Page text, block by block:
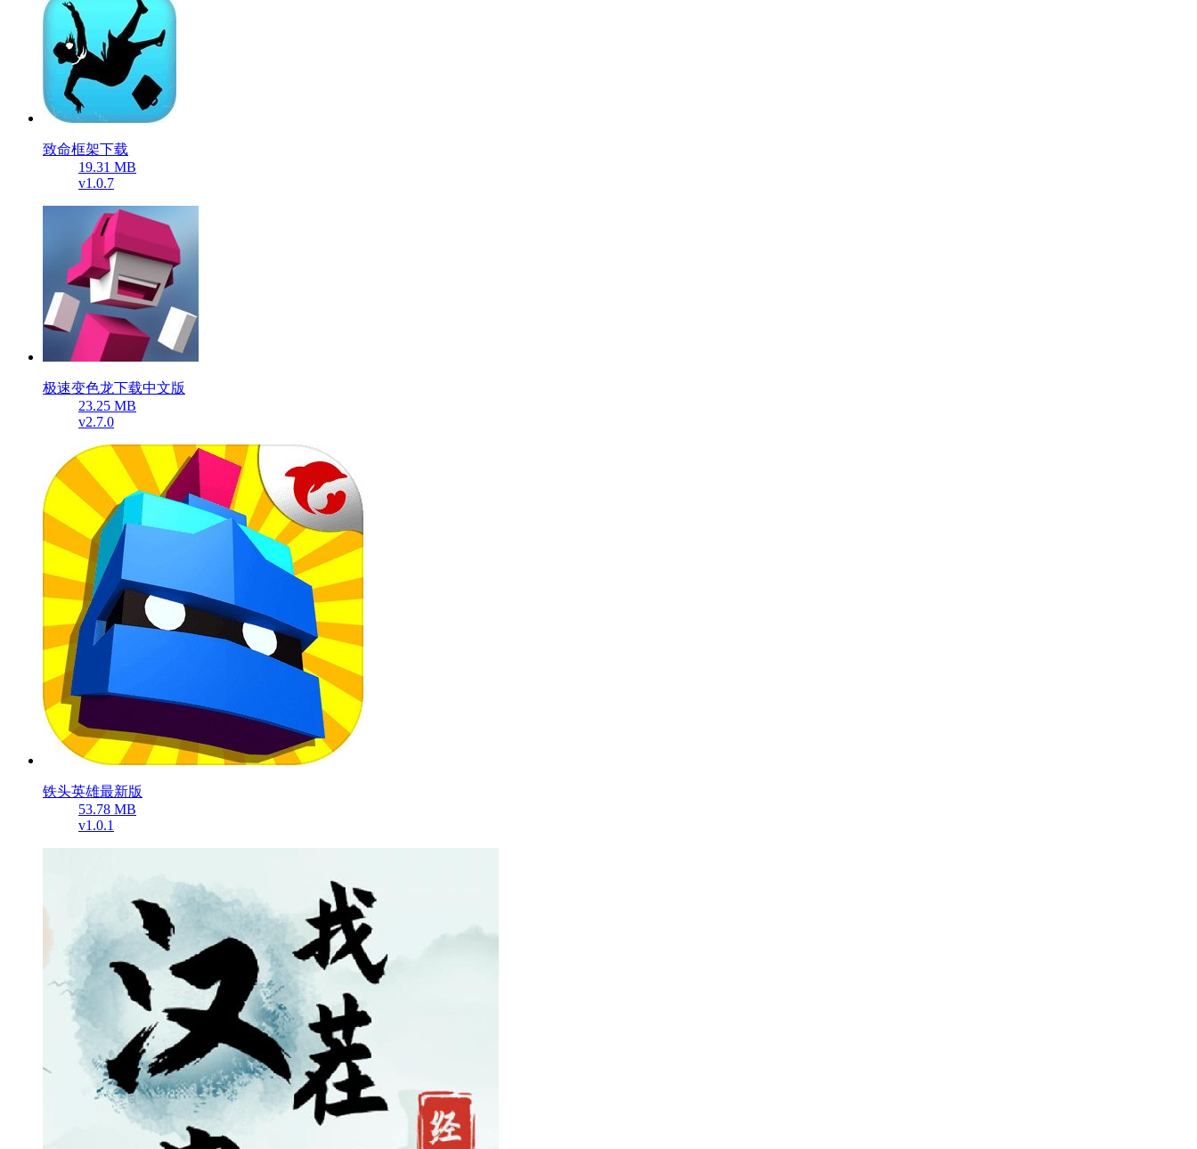
致命框架下载
19.31 MB
v1.0.7
极速变色龙下载中文版
23.25 MB
v2.7.0
铁头英雄最新版
53.78 MB
v1.0.1